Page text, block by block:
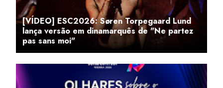
[VÍDEO] ESC2026: Søren Torpegaard Lund
lança versão em dinamarquês de "Ne partez
pas sans moi"